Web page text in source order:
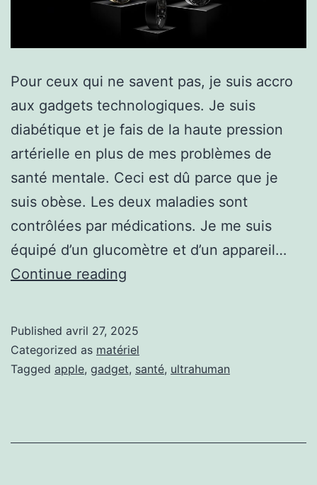
Pour ceux qui ne savent pas, je suis accro
aux gadgets technologiques. Je suis
diabétique et je fais de la haute pression
artérielle en plus de mes problèmes de
santé mentale. Ceci est dû parce que je
suis obèse. Les deux maladies sont
contrôlées par médications. Je me suis
équipé d’un glucomètre et d’un appareil…
Continue reading
Published avril 27, 2025
Categorized as matériel
Tagged apple, gadget, santé, ultrahuman